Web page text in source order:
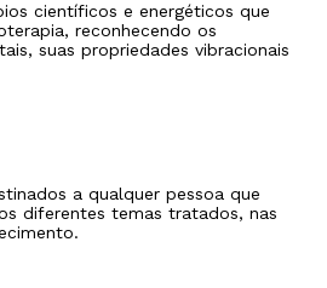
científicos e energéticos que
reconhecendo os
suas propriedades vibracionais
a qualquer pessoa que
diferentes temas tratados, nas